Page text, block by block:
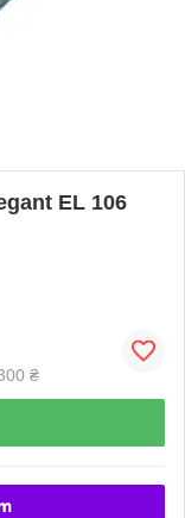
EL 106
₴